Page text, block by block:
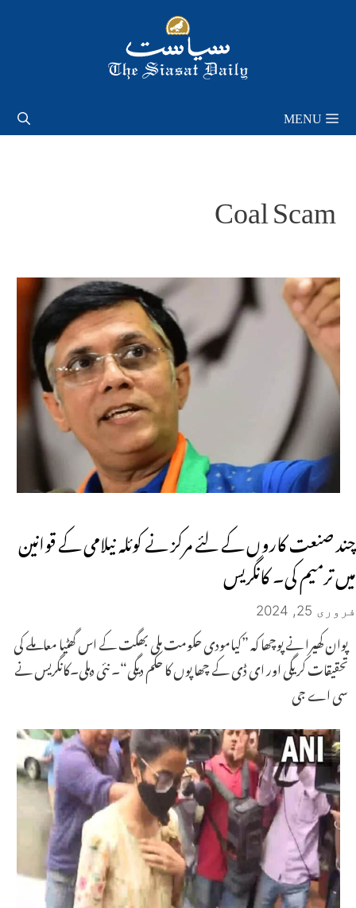
MENU
Coal Scam
چند صنعت کاروں کے لئے مرکز نے کوئلہ نیلامی کے قوانین
میں ترمیم کی۔ کانگریس
فروری 25, 2024
پوان کھیرا نے پوچھا کہ ”کیامودی حکومت ملی بھگت کے اس گھٹیا معاملے کی
تحقیقات کریگی اور ای ڈی کے چھاپوں کا حکم دیگی“۔ نئی دہلی۔کانگریس نے
سی اے جی